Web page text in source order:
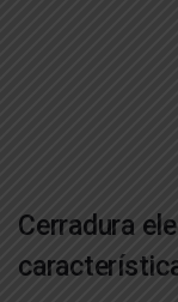
Cerradura